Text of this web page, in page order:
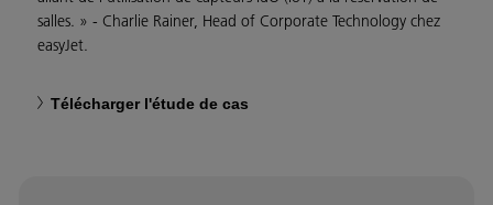
salles. » - Charlie Rainer, Head of Corporate Technology chez
easyJet.
Télécharger l'étude de cas